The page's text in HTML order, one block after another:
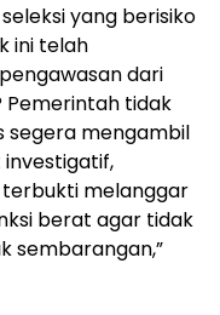
yang berisiko
ini telah
dari
Pemerintah tidak
segera mengambil
melanggar
berat agar tidak
sembarangan,”